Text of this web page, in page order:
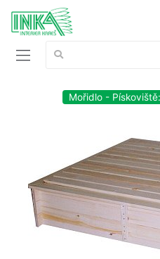
Vyhledávání:
Mořidlo -